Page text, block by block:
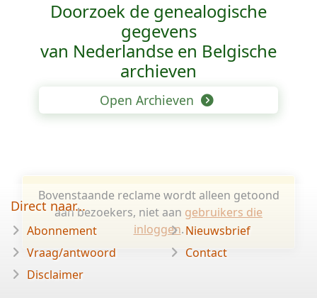
Doorzoek de genealogische
gegevens
van Nederlandse en Belgische
archieven
Open Archieven
Bovenstaande reclame wordt alleen getoond
aan bezoekers, niet aan gebruikers die
inloggen.
Direct naar...
Abonnement
Vraag/antwoord
Disclaimer
Nieuwsbrief
Contact